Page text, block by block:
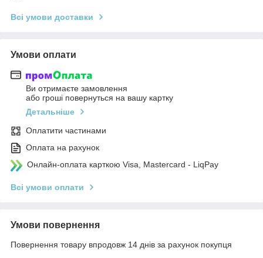
Всі умови доставки
Умови оплати
Ви отримаєте замовлення
або гроші повернуться на вашу картку
Детальніше
Оплатити частинами
Оплата на рахунок
Онлайн-оплата карткою Visa, Mastercard - LiqPay
Всі умови оплати
Умови повернення
Повернення товару впродовж 14 днів за рахунок покупця